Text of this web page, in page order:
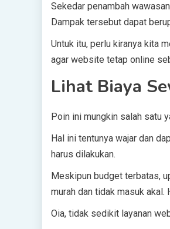
Sekedar penambah
Dampak tersebut dapat
Untuk itu, perlu kiranya kita
agar website tetap online
Lihat Biaya
Poin ini mungkin salah satu
Hal ini tentunya wajar dan
harus dilakukan.
Meskipun budget terbatas,
murah dan tidak masuk akal.
Oia, tidak sedikit layanan